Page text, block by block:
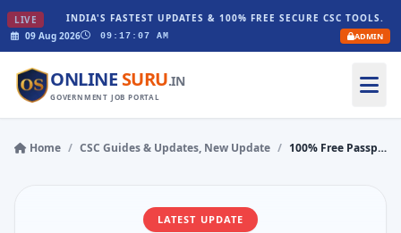
LIVEINDIA'S FASTEST UPDATES & 100% FREE SECURE CSC TOOLS.
09 Aug 2026
09:17:08 AM ADMIN
ONLINE SURU.IN
GOVERNMENT JOB PORTAL
Home / CSC Guides & Updates, New Update / 100% Free Passport Photo Maker: मोबाइल से घर बैठे Passport Photo Online Free कैसे बनाएं?
LATEST UPDATE